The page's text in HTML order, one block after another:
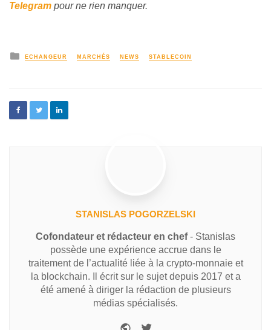
Telegram pour ne rien manquer.
ECHANGEUR MARCHÉS NEWS STABLECOIN
STANISLAS POGORZELSKI
Cofondateur et rédacteur en chef- Stanislas
possède une expérience accrue dans le
traitement de l’actualité liée à la crypto-monnaie et
la blockchain. Il écrit sur le sujet depuis 2017 et a
été amené à diriger la rédaction de plusieurs
médias spécialisés.